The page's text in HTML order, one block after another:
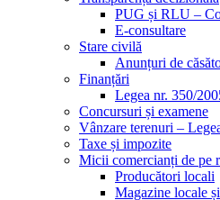
PUG și RLU –
E-consultare
Stare civilă
Anunțuri de
Finanțări
Legea nr. 350/
Concursuri și examene
Vânzare terenuri –
Taxe și impozite
Micii comercianți de pe
Producători locali
Magazine locale